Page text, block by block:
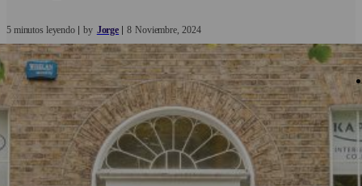
5 minutos leyendo by Jorge 8 Noviembre 2024